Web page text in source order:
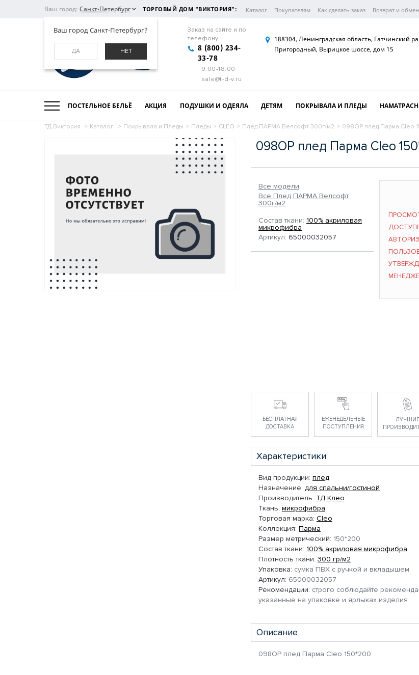
Ваш город: Санкт-Петербург
Ваш город Санкт-Петербург?
ДА НЕТ
ТОРГОВЫЙ ДОМ "ВИКТОРИЯ": Каталог Покупателям Как сделать заказ Возврат и обмен
Заказ на сайте и по
телефону
8 (800) 234-
33-78
9:00-18:00
sale@t-d-v.ru
188304, Ленинградская область, Гатчинский
Пригородный, Вырицкое шоссе, дом 15
ПОСТЕЛЬНОЕ БЕЛЬЁ АКЦИЯ ПОДУШКИ И ОДЕЯЛА ДЕТЯМ ПОКРЫВАЛА И ПЛЕДЫ
ТД Виктория. > Каталог. > Покрывала и Пледы > Пледы > CLEO > Плед ПАРМА Велсофт 300г/м2 > 098ОР плед Парма Cleo
098ОР плед Парма Cleo
Все модели
Все Плед ПАРМА Велсофт
300г/м2
Состав ткани: 100% акриловая
микрофибра
Артикул: 65000032057
БЕСПЛАТНАЯ
ДОСТАВКА
ЕЖЕНЕДЕЛЬНЫЕ
ПОСТУПЛЕНИЯ
ЛУЧШИЕ
Характеристики
Вид продукции: плед
Назначение: для спальни/гостиной
Производитель: ТД Клео
Ткань: микрофибра
Торговая марка: Cleo
Коллекция: Парма
Размер метрический: 150*200
Состав ткани: 100% акриловая микрофибра
Плотность ткани: 300 гр/м2
Упаковка: сумка ПВХ с ручкой и вкладышем
Артикул: 65000032057
Рекомендации: строго соблюдайте
указанные на упаковке и ярлыках изделия
Описание
098ОР плед Парма Cleo 150*200